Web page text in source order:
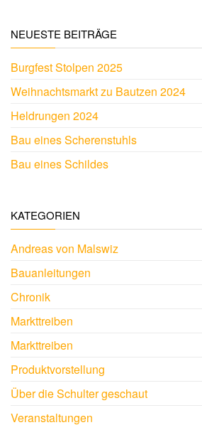
NEUESTE BEITRÄGE
Burgfest Stolpen 2025
Weihnachtsmarkt zu Bautzen 2024
Heldrungen 2024
Bau eines Scherenstuhls
Bau eines Schildes
KATEGORIEN
Andreas von Malswiz
Bauanleitungen
Chronik
Markttreiben
Markttreiben
Produktvorstellung
Über die Schulter geschaut
Veranstaltungen